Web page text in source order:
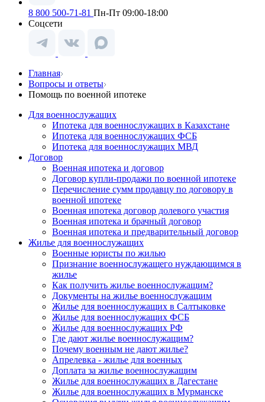
8 800 500-71-81 Пн-Пт 09:00-18:00
Соцсети
Главная
Вопросы и ответы
Помощь по военной ипотеке
Для военнослужащих
Ипотека для военнослужащих в Казахстане
Ипотека для военнослужащих ФСБ
Ипотека для военнослужащих МВД
Договор
Военная ипотека и договор
Договор купли-продажи по военной ипотеке
Перечисление сумм продавцу по договору в
военной ипотеке
Военная ипотека договор долевого участия
Военная ипотека и брачный договор
Военная ипотека и предварительный договор
Жилье для военнослужащих
Военные юристы по жилью
Признание военнослужащего нуждающимся в
жилье
Как получить жилье военнослужащим?
Документы на жилье военнослужащим
Жилье для военнослужащих в Салтыковке
Жилье для военнослужащих ФСБ
Жилье для военнослужащих РФ
Где дают жилье военнослужащим?
Почему военным не дают жилье?
Апрелевка - жилье для военных
Доплата за жилье военнослужащим
Жилье для военнослужащих в Дагестане
Жилье для военнослужащих в Мурманске